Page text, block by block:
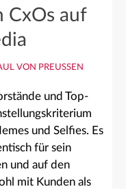
CxOs auf
VON PREUSSEN
und Top-
und Selfies. Es
für sein
und auf den
mit Kunden als